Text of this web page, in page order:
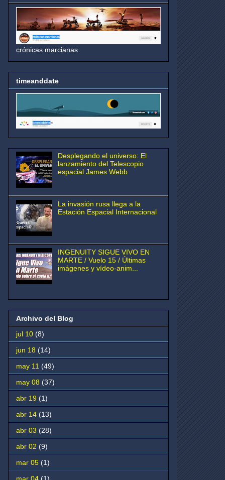
crónicas marcianas
timeanddate
Desplegando el universo: El
lanzamiento del Telescopio
espacial James Webb
La invasión rusa llega a la
Estación Espacial Internacional
INGENUITY SIGUE VIVO EN
MARTE / Vuelo 15 / Últimas
imágenes y vídeo-anim...
Archivo del Blog
jul 10 (8)
jun 18 (14)
may 11 (49)
may 08 (37)
abr 19 (1)
abr 14 (13)
abr 03 (28)
abr 02 (9)
mar 05 (1)